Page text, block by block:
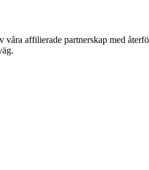
affilierade partnerskap med